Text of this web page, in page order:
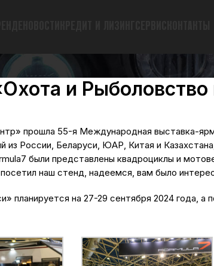
и
прошла 55-я Международная выставка-
из России, Беларуси, ЮАР, Китая и
были представлены квадроциклы и
наш стенд, надеемся, вам было
планируется на 27-29 сентября 2024 года, а